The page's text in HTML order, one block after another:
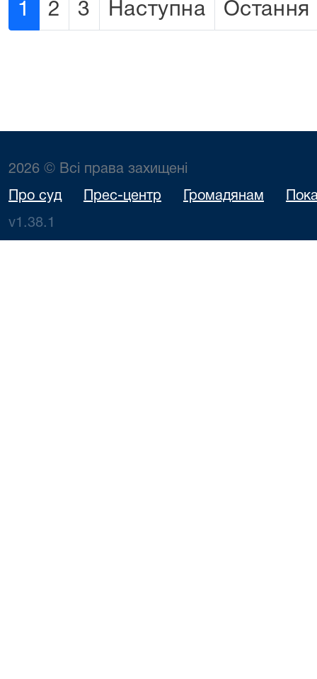
1 2 3 Наступна Остання
2026 © Всі права захищені
Про суд Прес-центр Громадянам
v1.38.1